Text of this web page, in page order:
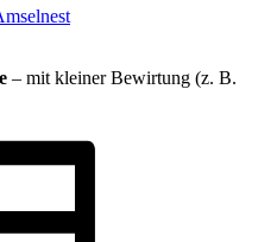
– mit kleiner Bewirtung (z. B.